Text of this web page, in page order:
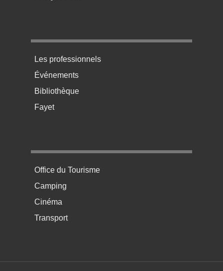
Menu pratique bas de page 3
Les professionnels
Événements
Bibliothèque
Fayet
Menu pratique bas de page 4
Office du Tourisme
Camping
Cinéma
Transport